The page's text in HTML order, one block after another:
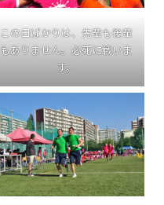
この日ばかりは、先輩も後輩
もありません。必死に戦いま
す。